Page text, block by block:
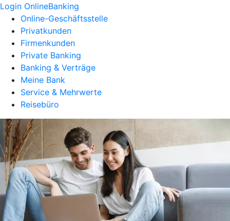
Login OnlineBanking
Online-Geschäftsstelle
Privatkunden
Firmenkunden
Private Banking
Banking & Verträge
Meine Bank
Service & Mehrwerte
Reisebüro